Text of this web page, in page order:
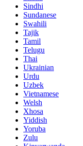
Sindhi
Sundanese
Swahili
Tajik
Tamil
Telugu
Thai
Ukrainian
Urdu
Uzbek
Vietnamese
Welsh
Xhosa
Yiddish
Yoruba
Zulu